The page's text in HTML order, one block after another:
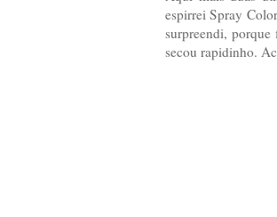
espirrei Spray
surpreendi,
secou rapidinho.